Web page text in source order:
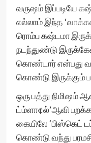
வருஷம் இப்படியே
எல்லாம் இந்த
ரொம்ப கஷ்டமா
நடந்துண்டு
கொண்டார் என்பது
கொண்டு இருக்கும்
ஒரு பத்து நிமிஷம்
ட்ம்ளா¢ல்’ஆவி
கையிலே ‘பிஸ்கெட்
கொண்டு வந்து